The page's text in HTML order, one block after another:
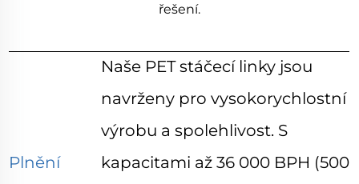
řešení.
Plnění
Naše PET stáčecí linky jsou
navrženy pro vysokorychlostní
výrobu a spolehlivost. S
kapacitami až 36 000 BPH (500